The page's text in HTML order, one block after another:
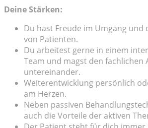
Deine Stärken:
Du hast Freude im Umgang und
von Patienten.
Du arbeitest gerne in einem
Team und magst den fachlichen
untereinander.
Weiterentwicklung persönlich
am Herzen.
Neben passiven
auch die Vorteile der aktiven